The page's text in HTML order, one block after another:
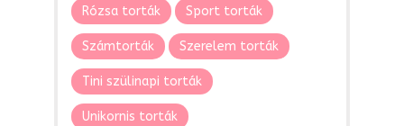
Rózsa torták Sport torták
Számtorták Szerelem torták
Tini szülinapi torták
Unikornis torták